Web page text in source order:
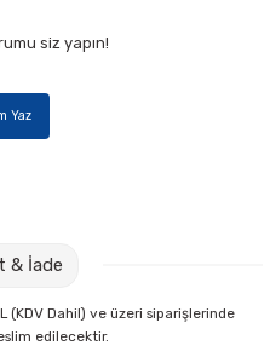
siz yapın!
Yaz
& İade
Dahil) ve üzeri siparişlerinde
edilecektir.